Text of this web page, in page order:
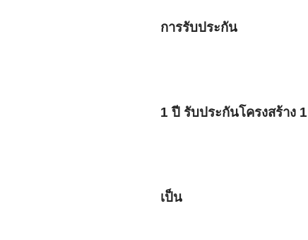
การรับประกัน
1 ปี รับประกันโครงสร้าง
เป็น